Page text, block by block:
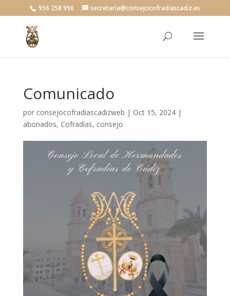
956 258 996 secretaria@consejocofradiascadiz.es
Comunicado
por consejocofradiascadizweb | Oct 15, 2024|
abonados, Cofradías, consejo